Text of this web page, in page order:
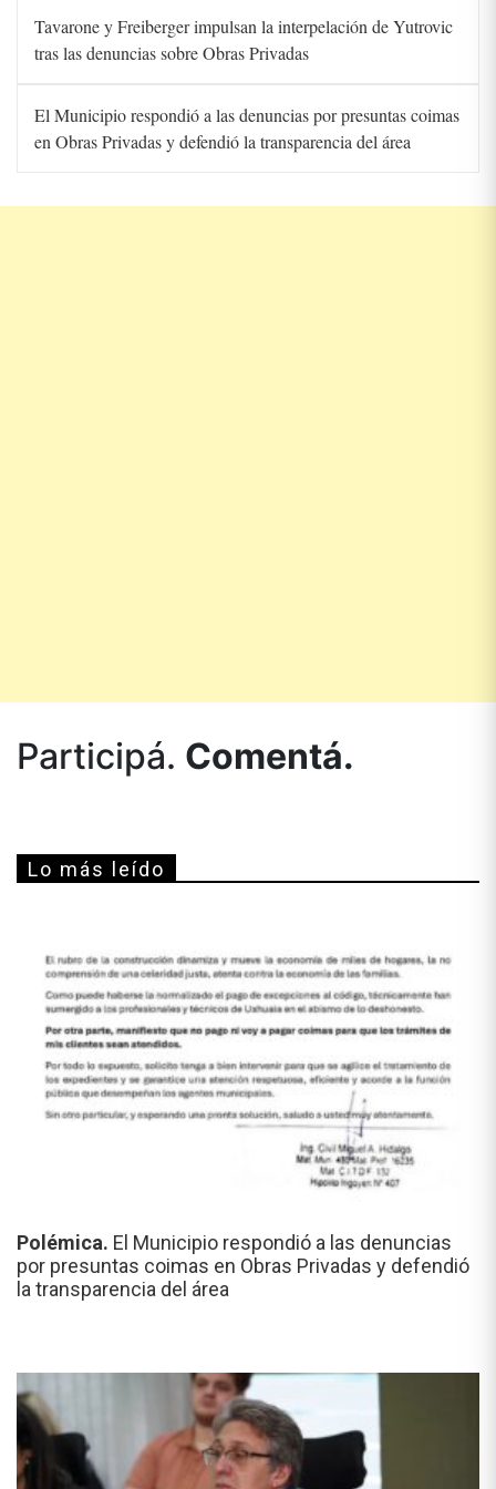
Tavarone y Freiberger impulsan la interpelación de Yutrovic
tras las denuncias sobre Obras Privadas
El Municipio respondió a las denuncias por presuntas coimas
en Obras Privadas y defendió la transparencia del área
Participá. Comentá.
Lo más leído
Polémica. El Municipio respondió a las denuncias
por presuntas coimas en Obras Privadas y defendió
la transparencia del área